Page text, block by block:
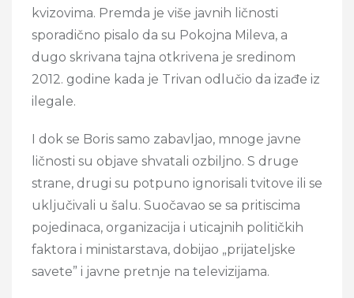
kvizovima. Premda je više javnih ličnosti
sporadično pisalo da su Pokojna Mileva, a
dugo skrivana tajna otkrivena je sredinom
2012. godine kada je Trivan odlučio da izađe iz
ilegale.
I dok se Boris samo zabavljao, mnoge javne
ličnosti su objave shvatali ozbiljno. S druge
strane, drugi su potpuno ignorisali tvitove ili se
uključivali u šalu. Suočavao se sa pritiscima
pojedinaca, organizacija i uticajnih političkih
faktora i ministarstava, dobijao „prijateljske
savete” i javne pretnje na televizijama.